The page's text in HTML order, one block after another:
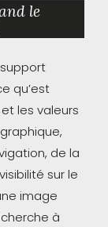
le
qu’est
les valeurs
de la
sur le
image
à